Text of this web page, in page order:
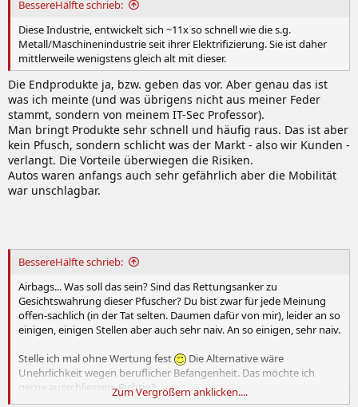
BessereHälfte schrieb:
Diese Industrie, entwickelt sich ~11x so schnell wie die s.g.
Metall/Maschinenindustrie seit ihrer Elektrifizierung. Sie ist daher
mittlerweile wenigstens gleich alt mit dieser.
Die Endprodukte ja, bzw. geben das vor. Aber genau das ist
was ich meinte (und was übrigens nicht aus meiner Feder
stammt, sondern von meinem IT-Sec Professor).
Man bringt Produkte sehr schnell und häufig raus. Das ist aber
kein Pfusch, sondern schlicht was der Markt - also wir Kunden -
verlangt. Die Vorteile überwiegen die Risiken.
Autos waren anfangs auch sehr gefährlich aber die Mobilität
war unschlagbar.
BessereHälfte schrieb:
Airbags... Was soll das sein? Sind das Rettungsanker zu
Gesichtswahrung dieser Pfuscher? Du bist zwar für jede Meinung
offen-sachlich (in der Tat selten. Daumen dafür von mir), leider an so
einigen, einigen Stellen aber auch sehr naiv. An so einigen, sehr naiv.
Stelle ich mal ohne Wertung fest
Die Alternative wäre
Unehrlichkeit wegen beruflicher Befangenheit. Das möchte ich
gerne ausschliessen. Richtig?Zum Vergrößern anklicken....